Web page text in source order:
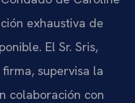
exhaustiva de
El Sr. Sris,
supervisa la
colaboración con